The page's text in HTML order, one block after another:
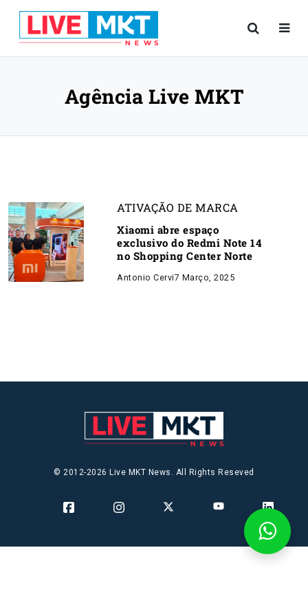
Agência Live MKT
ATIVAÇÃO DE MARCA
Xiaomi abre espaço
exclusivo do Redmi Note 14
no Shopping Center Norte
Antonio Cervi7 Março, 2025
© 2012-2026 Live MKT News. All Rights Reseved